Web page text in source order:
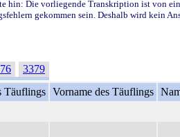
hin: Die vorliegende Transkription ist von
gekommen sein. Deshalb wird kein
3379
Täuflings Vorname des Täuflings